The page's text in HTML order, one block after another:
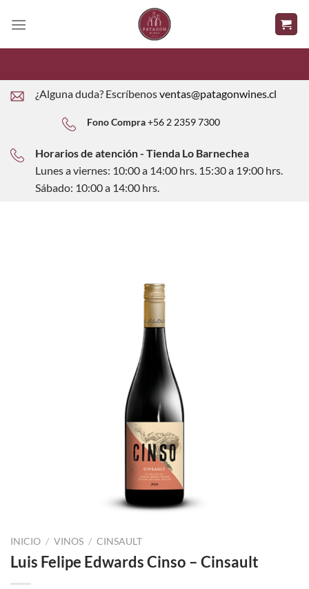
¿Alguna duda? Escríbenosventas@patagonwines.cl
Fono Compra+56 2 2359 7300
Horarios de atención - Tienda Lo Barnechea
Lunes a viernes: 10:00 a 14:00 hrs. 15:30 a 19:00 hrs.
Sábado: 10:00 a 14:00 hrs.
INICIO / VINOS / CINSAULT
Luis Felipe Edwards Cinso – Cinsault